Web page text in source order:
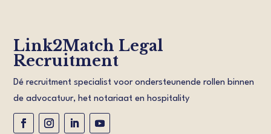
Link2Match Legal
Recruitment
Dé recruitment specialist voor ondersteunende rollen binnen
de advocatuur, het notariaat en hospitality